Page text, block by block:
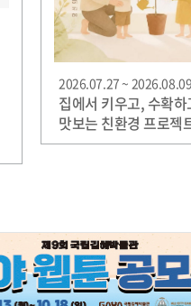
2026.07.27 ~
집에서 키우고, 수확하
맛보는 친환경 프로젝
그릇, 화분 농부'